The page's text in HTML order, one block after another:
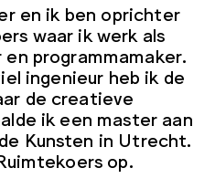
en ik ben oprichter
waar ik werk als
programmamaker.
ingenieur heb ik de
de creatieve
ik een master aan
Kunsten in Utrecht.
op.